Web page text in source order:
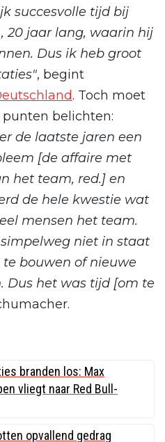
succesvolle tijd bij
20 jaar lang, waarin hij
Dus ik heb groot
, begint
. Toch moet
belichten:
de laatste jaren een
[de affaire met
het team, red.] en
de hele kwestie wat
mensen het team.
niet in staat
bouwen of nieuwe
Dus het was tijd [om te
branden los: Max
vliegt naar Red Bull-
opvallend gedrag